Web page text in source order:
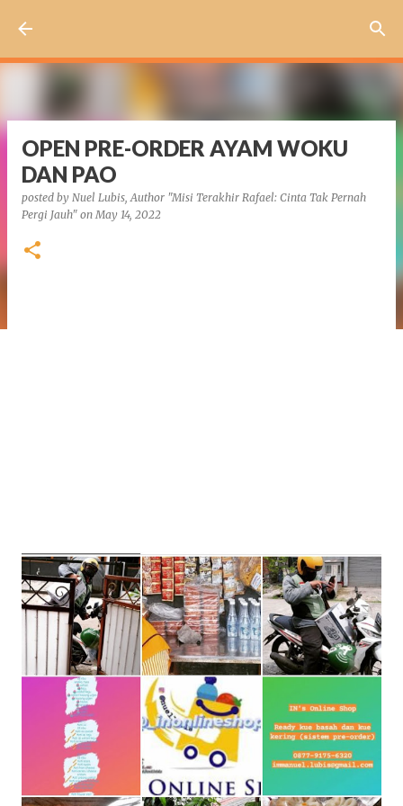
OPEN PRE-ORDER AYAM WOKU
DAN PAO
posted by Nuel Lubis, Author "Misi Terakhir Rafael: Cinta Tak Pernah
Pergi Jauh" onMay 14, 2022